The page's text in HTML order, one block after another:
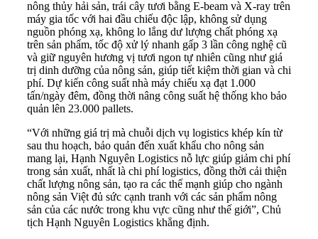
nông thủy hải sản, trái cây tươi bằng E-beam và X-ray trên
máy gia tốc với hai đầu chiếu độc lập, không sử dụng
nguồn phóng xạ, không lo lắng dư lượng chất phóng xạ
trên sản phẩm, tốc độ xử lý nhanh gấp 3 lần công nghệ cũ
và giữ nguyên hương vị tươi ngon tự nhiên cũng như giá
trị dinh dưỡng của nông sản, giúp tiết kiệm thời gian và chi
phí. Dự kiến công suất nhà máy chiếu xạ đạt 1.000
tấn/ngày đêm, đồng thời nâng công suất hệ thống kho bảo
quản lên 23.000 pallets.
“Với những giá trị mà chuỗi dịch vụ logistics khép kín từ
sau thu hoạch, bảo quản đến xuất khẩu cho nông sản
mang lại, Hạnh Nguyên Logistics nỗ lực giúp giảm chi phí
trong sản xuất, nhất là chi phí logistics, đồng thời cải thiện
chất lượng nông sản, tạo ra các thế mạnh giúp cho ngành
nông sản Việt đủ sức cạnh tranh với các sản phẩm nông
sản của các nước trong khu vực cũng như thế giới”, Chủ
tịch Hạnh Nguyên Logistics khẳng định.